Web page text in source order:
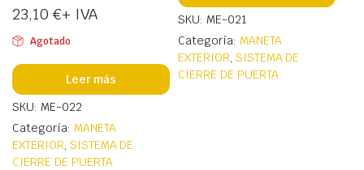
23,10 €+ IVA
Agotado
Leer más
SKU: ME-022
Categoría: MANETA
EXTERIOR, SISTEMA DE
CIERRE DE PUERTA
SKU: ME-021
Categoría: MANETA
EXTERIOR, SISTEMA DE
CIERRE DE PUERTA